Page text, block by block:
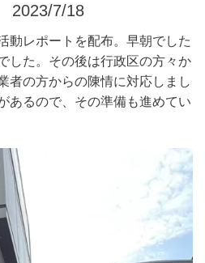
2023/7/18
動レポートを配布。早朝でした
した。その後は行政区の方々か
者の方からの陳情に対応しまし
あるので、その準備も進めてい